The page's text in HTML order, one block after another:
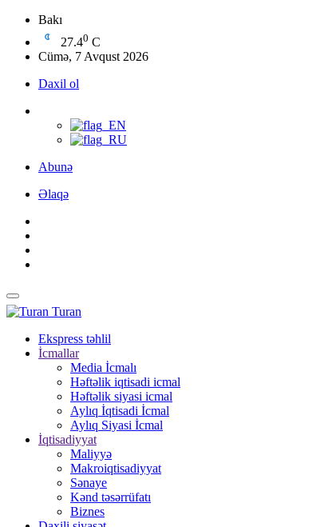
Bakı
27.40 C
Cümə, 7 Avqust 2026
Daxil ol
Abunə
Əlaqə
Turan
Ekspress təhlil
İcmallar
Media İcmalı
Həftəlik iqtisadi icmal
Həftəlik siyasi icmal
Aylıq İqtisadi İcmal
Aylıq Siyasi İcmal
İqtisadiyyat
Maliyyə
Makroiqtisadiyyat
Sənaye
Kənd təsərrüfatı
Biznes